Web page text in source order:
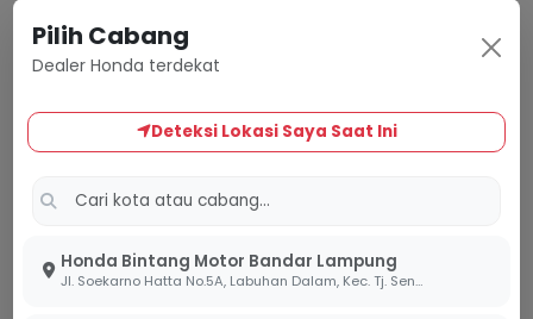
Pilih Cabang
Dealer Honda terdekat
Deteksi Lokasi Saya Saat Ini
Honda Bintang Motor Bandar Lampung
Jl. Soekarno Hatta No.5A, Labuhan Dalam, Kec. Tj. Senang, Kota Bandar Lampung, Lampung 35141
menekan tuas rem secara terus-menerus.
Gunakan teknik tekan-lepas secara berulang
panas dan tetap dingin.
membuat jarak pengereman menjadi lebih
depan guna memberikan ruang antisipasi jika
terjadi pengereman darurat.